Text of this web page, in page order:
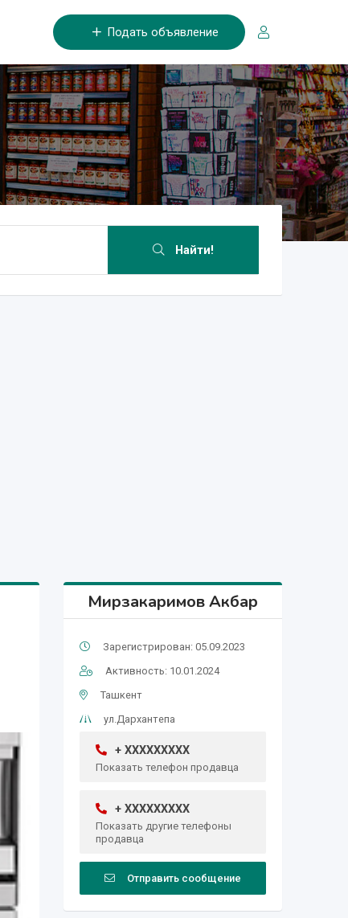
Подать объявление
Найти!
Мирзакаримов Акбар
Зарегистрирован: 05.09.2023
Активность: 10.01.2024
Ташкент
ул.Дархантепа
+ XXXXXXXXX
Показать телефон продавца
+ XXXXXXXXX
Показать другие телефоны
продавца
Отправить сообщение